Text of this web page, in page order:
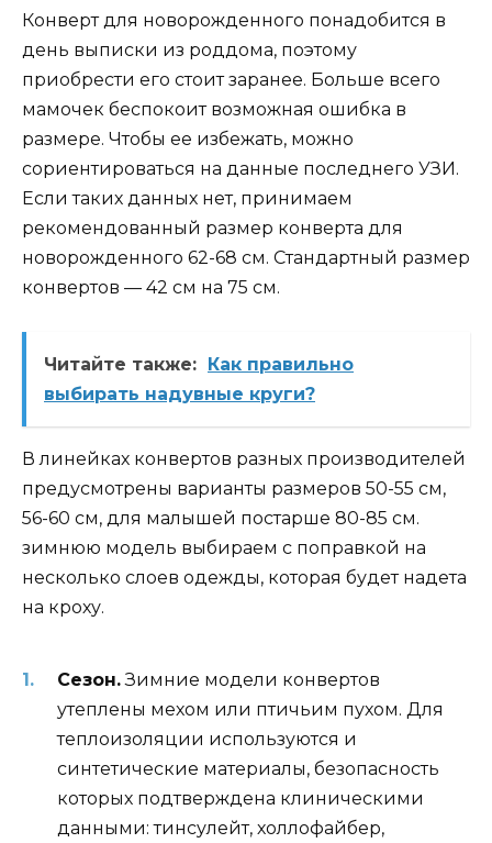
Конверт для новорожденного понадобится в
день выписки из роддома, поэтому
приобрести его стоит заранее. Больше всего
мамочек беспокоит возможная ошибка в
размере. Чтобы ее избежать, можно
сориентироваться на данные последнего УЗИ.
Если таких данных нет, принимаем
рекомендованный размер конверта для
новорожденного 62-68 см. Стандартный размер
конвертов — 42 см на 75 см.
Читайте также:
Как правильно
выбирать надувные круги?
В линейках конвертов разных производителей
предусмотрены варианты размеров 50-55 см,
56-60 см, для малышей постарше 80-85 см.
зимнюю модель выбираем с поправкой на
несколько слоев одежды, которая будет надета
на кроху.
Сезон.Зимние модели конвертов
утеплены мехом или птичьим пухом. Для
теплоизоляции используются и
синтетические материалы, безопасность
которых подтверждена клиническими
данными: тинсулейт, холлофайбер,